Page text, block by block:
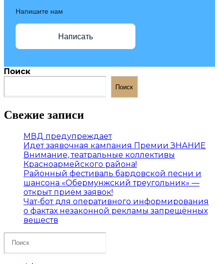
Напишите нам
Написать
Поиск
Поиск
Свежие записи
МВД предупреждает
Идет заявочная кампания Премии ЗНАНИЕ
Внимание, театральные коллективы
Красноармейского района!
Районный фестиваль бардовской песни и
шансона «Обермунжский треугольник» —
открыт приём заявок!
Чат-бот для оперативного информирования
о фактах незаконной рекламы запрещённых
веществ
this
website